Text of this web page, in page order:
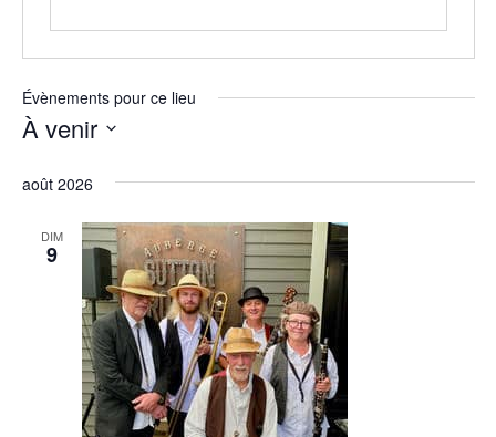
Évènements pour ce lieu
À venir
é
août 2026
DIM
9